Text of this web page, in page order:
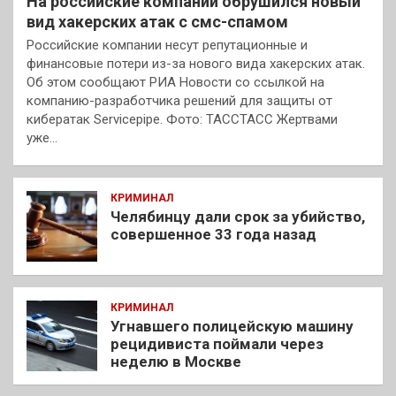
вид хакерских атак с смс-спамом
Российские компании несут репутационные и
финансовые потери из-за нового вида хакерских атак.
Об этом сообщают РИА Новости со ссылкой на
компанию-разработчика решений для защиты от
кибератак Servicepipe. Фото: ТАССТАСС Жертвами
уже…
КРИМИНАЛ
Челябинцу дали срок за убийство,
совершенное 33 года назад
КРИМИНАЛ
Угнавшего полицейскую машину
рецидивиста поймали через
неделю в Москве